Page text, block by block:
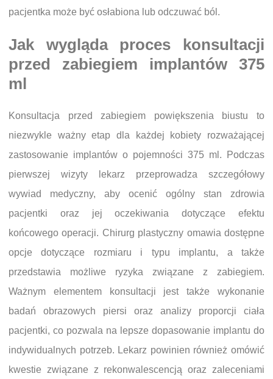
pacjentka może być osłabiona lub odczuwać ból.
Jak wygląda proces konsultacji
przed zabiegiem implantów 375
ml
Konsultacja przed zabiegiem powiększenia biustu to
niezwykle ważny etap dla każdej kobiety rozważającej
zastosowanie implantów o pojemności 375 ml. Podczas
pierwszej wizyty lekarz przeprowadza szczegółowy
wywiad medyczny, aby ocenić ogólny stan zdrowia
pacjentki oraz jej oczekiwania dotyczące efektu
końcowego operacji. Chirurg plastyczny omawia dostępne
opcje dotyczące rozmiaru i typu implantu, a także
przedstawia możliwe ryzyka związane z zabiegiem.
Ważnym elementem konsultacji jest także wykonanie
badań obrazowych piersi oraz analizy proporcji ciała
pacjentki, co pozwala na lepsze dopasowanie implantu do
indywidualnych potrzeb. Lekarz powinien również omówić
kwestie związane z rekonwalescencją oraz zaleceniami